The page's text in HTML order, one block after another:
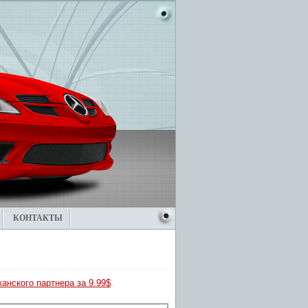
КОНТАКТЫ
партнера за 9.99$.